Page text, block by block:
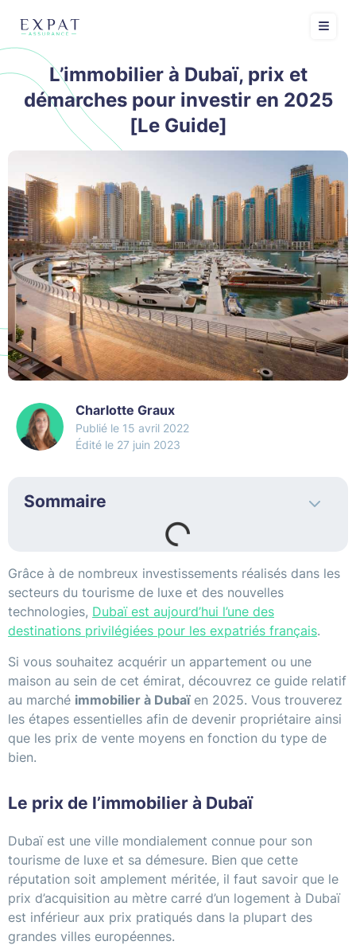
L’immobilier à Dubaï, prix et
démarches pour investir en 2025
[Le Guide]
Charlotte Graux
15 avril 2022
Édité le 27 juin 2023
Sommaire
Grâce à de nombreux investissements réalisés dans les
secteurs du tourisme de luxe et des nouvelles
technologies, Dubaï est aujourd’hui l’une des
destinations privilégiées pour les expatriés français.
Si vous souhaitez acquérir un appartement ou une
maison au sein de cet émirat, découvrez ce guide relatif
au marché immobilier à Dubaïen 2025. Vous trouverez
les étapes essentielles afin de devenir propriétaire ainsi
que les prix de vente moyens en fonction du type de
bien.
Le prix de l’immobilier à Dubaï
Dubaï est une ville mondialement connue pour son
tourisme de luxe et sa démesure. Bien que cette
réputation soit amplement méritée, il faut savoir que le
prix d’acquisition au mètre carré d’un logement à Dubaï
est inférieur aux prix pratiqués dans la plupart des
grandes villes européennes.